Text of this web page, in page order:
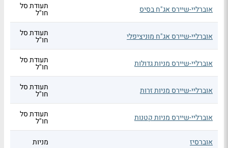
אוברליי-שיירס אג"ח בסיס תעודת סל
חו"ל
אוברליי-שיירס אג"ח מוניציפלי תעודת סל
חו"ל
אוברליי-שיירס מניות גדולות תעודת סל
חו"ל
אוברליי-שיירס מניות זרות תעודת סל
חו"ל
אוברליי-שיירס מניות קטנות תעודת סל
חו"ל
אוברסיז
מניות